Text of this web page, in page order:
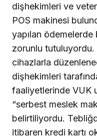
dişhekimleri ve
POS makinesi
yapılan ödemelerde
zorunlu tutuluyordu.
cihazlarla
dişhekimleri
faaliyetlerinde VUK
“serbest meslek
belirtiliyordu.
itibaren kredi kartı